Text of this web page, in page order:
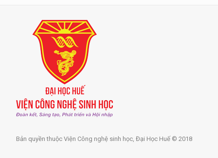
Bản quyền thuộc Viện Công nghệ sinh học, Đại Học Huế © 2018